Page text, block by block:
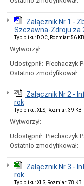
sprzedaż
nieruchomości
Ogłoszenia
przetargów
Informacje
otwarcia
Rozstrzygnięcia
przetargów
Zamówienia
publiczne
wyłączone
ze
stosowania
pzp
Sprzedaż
nieruchomości
Załącznik Nr 1 -
Szczawna-Zdroju za
Typ pliku: DOC, Rozmiar: 56 KB
Wytworzył:
Udostępnił: Piechaczyk
Ostatnio zmodyfikował:
Załącznik Nr 2 -
rok
Typ pliku: XLS, Rozmiar: 39 KB
Wytworzył:
Udostępnił: Piechaczyk
Ostatnio zmodyfikował:
Załącznik Nr 3 -
rok
Typ pliku: XLS, Rozmiar: 78 KB